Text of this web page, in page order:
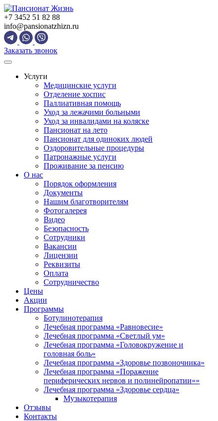
Skip
to
content
+7 3452 51 82 88
info@pansionatzhizn.ru
Заказать звонок
Услуги
Медицинские услуги
Отделение хоспис
Паллиативная помощь
Уход за лежачими больными
Уход за инвалидами на коляске
Пансионат на лето
Пансионат для одиноких людей
Оздоровительные процедуры
Патронажные услуги
Проживание за пенсию
О нас
Порядок оформления
Документы
Нашим благотворителям
Фотогалерея
Видео
Безопасность
Сотрудники
Вакансии
Лицензии
Реквизиты
Оплата
Сотрудничество
Цены
Акции
Программы
Ботулинотерапия
Лечебная программа «Равновесие»
Лечебная программа «Светлый ум»
Лечебная программа «Головокружение и
головная боль»
Лечебная программа «Здоровье позвоночника»
Лечебная программа «Поражение
периферических нервов и полинейропатии»»
Лечебная программа «Здоровье сердца»
Музыкотерапия
Отзывы
Контакты